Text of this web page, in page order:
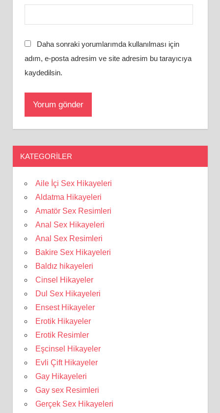
Daha sonraki yorumlarımda kullanılması için
adım, e-posta adresim ve site adresim bu tarayıcıya
kaydedilsin.
KATEGORILER
Aile İçi Sex Hikayeleri
Aldatma Hikayeleri
Amatör Sex Resimleri
Anal Sex Hikayeleri
Anal Sex Resimleri
Bakire Sex Hikayeleri
Baldız hikayeleri
Cinsel Hikayeler
Dul Sex Hikayeleri
Ensest Hikayeler
Erotik Hikayeler
Erotik Resimler
Eşcinsel Hikayeler
Evli Çift Hikayeler
Gay Hikayeleri
Gay sex Resimleri
Gerçek Sex Hikayeleri